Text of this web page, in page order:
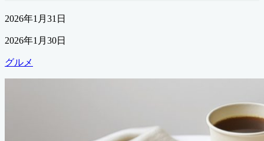
公
日
2026年1月31日
最
更
新
2026年1月30日
カ
グルメ